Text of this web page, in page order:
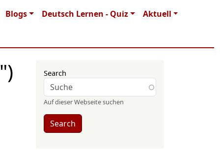
Blogs Deutsch Lernen - Quiz Aktuell
Search
Auf dieser Webseite suchen
Search